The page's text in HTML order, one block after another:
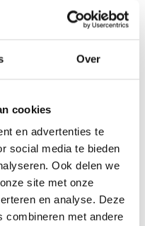
Over
cookies
en advertenties te
social media te bieden
Ook delen we
site met onze
en analyse. Deze
combineren met andere